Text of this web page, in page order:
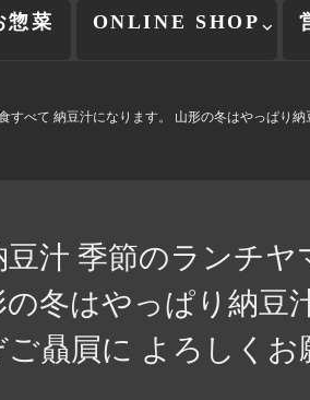
惣菜 ONLINE SHOP
べて 納豆汁になります。 山形の冬はやっぱり
汁️ 季節のランチ
冬はやっぱり納豆
贔屓に よろしく